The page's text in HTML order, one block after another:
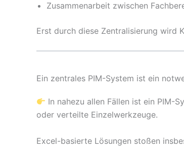
Zusammenarbeit zwischen
Erst durch diese Zentralisierung wird
Ein zentrales PIM-System ist ein
In nahezu allen Fällen ist ein PIM-
oder verteilte Einzelwerkzeuge.
Excel-basierte Lösungen stoßen